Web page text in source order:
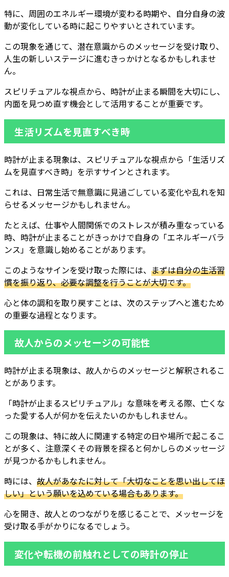
特に、周囲のエネルギー環境が変わる時期や、自分自身の波
動が変化している時に起こりやすいとされています。
この現象を通じて、潜在意識からのメッセージを受け取り、
人生の新しいステージに進むきっかけとなるかもしれませ
ん。
スピリチュアルな視点から、時計が止まる瞬間を大切にし、
内面を見つめ直す機会として活用することが重要です。
生活リズムを見直すべき時
時計が止まる現象は、スピリチュアルな視点から「生活リズ
ムを見直すべき時」を示すサインとされます。
これは、日常生活で無意識に見過ごしている変化や乱れを知
らせるメッセージかもしれません。
たとえば、仕事や人間関係でのストレスが積み重なっている
時、時計が止まることがきっかけで自身の「エネルギーバラ
ンス」を意識し始めることがあります。
このようなサインを受け取った際には、 まずは自分の生活習
慣を振り返り、必要な調整を行うことが大切です。
心と体の調和を取り戻すことは、次のステップへと進むため
の重要な過程となります。
故人からのメッセージの可能性
時計が止まる現象は、故人からのメッセージと解釈されるこ
とがあります。
「時計が止まるスピリチュアル」な意味を考える際、亡くな
った愛する人が何かを伝えたいのかもしれません。
この現象は、特に故人に関連する特定の日や場所で起こるこ
とが多く、注意深くその背景を探ると何かしらのメッセージ
が見つかるかもしれません。
時には、 故人があなたに対して「大切なことを思い出してほ
しい」という願いを込めている場合もあります。
心を開き、故人とのつながりを感じることで、メッセージを
受け取る手がかりになるでしょう。
変化や転機の前触れとしての時計の停止